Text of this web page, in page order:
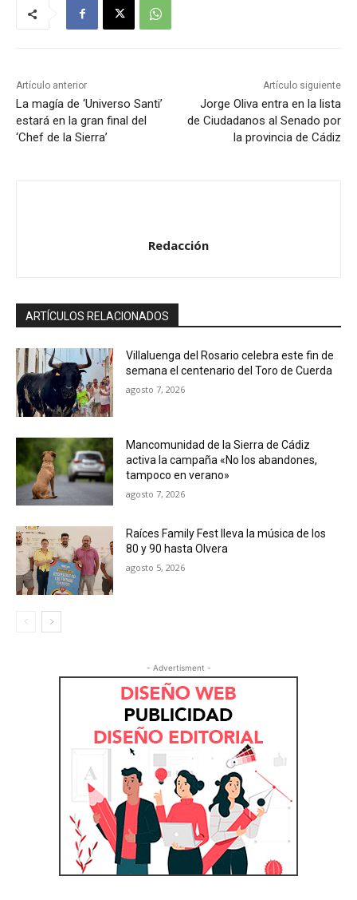
r
d
e
a
Artículo anterior
La magía de ‘Universo Santi’
estará en la gran final del
‘Chef de la Sierra’
Artículo siguiente
Jorge Oliva entra en la lista
de Ciudadanos al Senado por
la provincia de Cádiz
Redacción
ARTÍCULOS RELACIONADOS
Villaluenga del Rosario celebra este fin de
semana el centenario del Toro de Cuerda
agosto 7, 2026
Mancomunidad de la Sierra de Cádiz
activa la campaña «No los abandones,
tampoco en verano»
agosto 7, 2026
Raíces Family Fest lleva la música de los
80 y 90 hasta Olvera
agosto 5, 2026
- Advertisment -